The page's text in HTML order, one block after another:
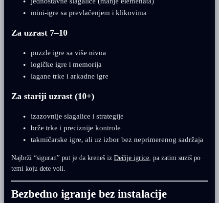
mini-igre sa prevlačenjem i klikovima
Za uzrast 7–10
puzzle igre sa više nivoa
logičke igre i memorija
lagane trke i arkadne igre
Za stariji uzrast (10+)
izazovnije slagalice i strategije
brže trke i preciznije kontrole
takmičarske igre, ali uz izbor bez neprimerenog sadržaja
Najbrži “siguran” put je da kreneš iz Dečije igrice , pa zatim suziš po
temi koju dete voli.
Bezbedno igranje bez instalacije